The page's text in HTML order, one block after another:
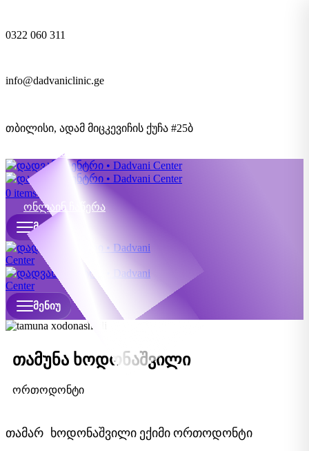
0322 060 311
info@dadvaniclinic.ge
თბილისი, ადამ მიცკევიჩის ქუჩა #25ბ
ონლაინ ჩაწერა
0 items
ონლაინ ჩაწერა
ᲛᲔᲜᲘᲣ
ᲛᲔᲜᲘᲣ
თამუნა ხოდონაშვილი
ორთოდონტი
თამარ ხოდონაშვილი ექიმი ორთოდონტი